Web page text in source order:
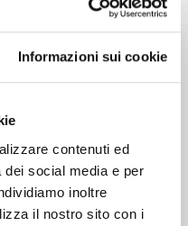
Informazioni sui cookie
contenuti ed
dei social media e per
inoltre
il nostro sito con i
sul campo